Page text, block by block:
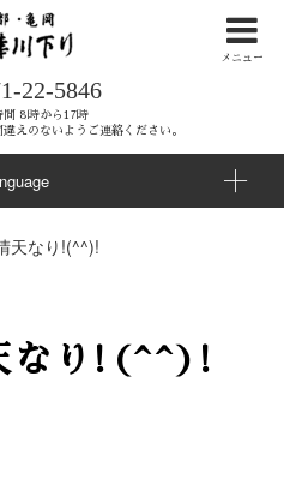
ナ
ビ
ゲ
ー
ョ
ン
を
プ
メニュー
22-5846
間 8時から17時
えのないようご連絡ください。
天なり!(^^)!
なり!(^^)!